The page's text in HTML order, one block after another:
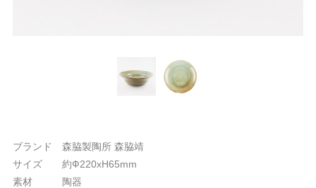
ブランド 森脇製陶所 森脇靖
サイズ 約Ф220xH65mm
素材 陶器